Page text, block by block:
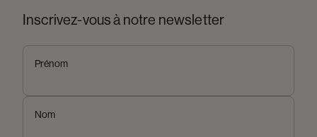
Inscrivez-vous à notre newsletter
Prénom
Nom